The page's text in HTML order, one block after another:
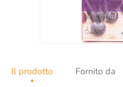
Il prodotto Fornito da